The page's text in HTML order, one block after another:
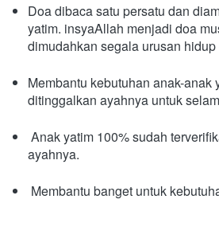
Doa dibaca satu persatu dan
yatim. insyaAllah menjadi doa
dimudahkan segala urusan
Membantu kebutuhan anak-anak
ditinggalkan ayahnya untuk
ayahnya.
Membantu banget untuk